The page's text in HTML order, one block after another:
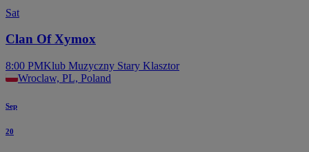
Sat
Clan Of Xymox
8:00 PMKlub Muzyczny Stary Klasztor
Wroclaw, PL, Poland
Sep
20